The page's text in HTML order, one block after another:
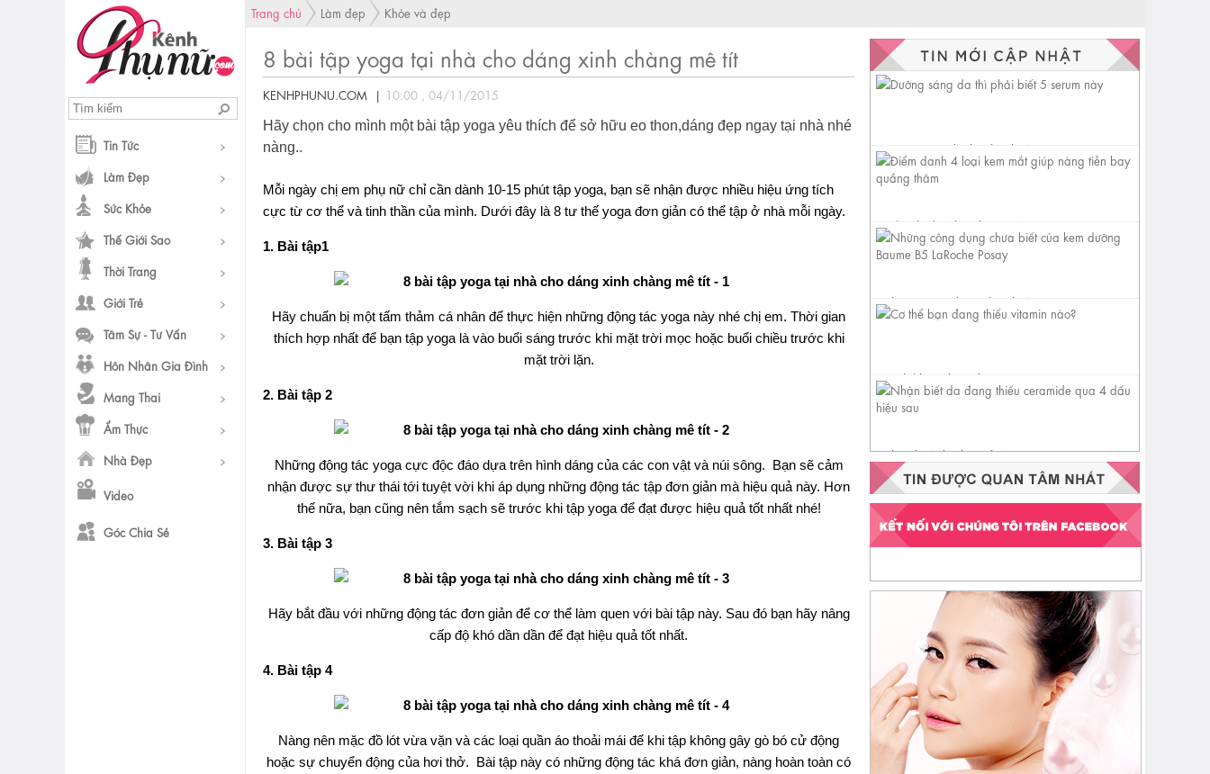
Tin Tức
Làm Đẹp
Sức Khỏe
Thế Giới Sao
Thời Trang
Giới Trẻ
Tâm Sự - Tư Vấn
Hôn Nhân Gia Đình
Mang Thai
Ẩm Thực
Nhà Đẹp
Video
Góc Chia Sẻ
Trang chủ Làm đẹp Khỏe và đẹp
8 bài tập yoga tại nhà cho dáng xinh chàng mê tít
KENHPHUNU.COM | 10:00 , 04/11/2015
Hãy chọn cho mình một bài tập yoga yêu thích để sở hữu eo thon,dáng đẹp ngay tại nhà nhé
nàng..
Mỗi ngày chị em phụ nữ chỉ cần dành 10-15 phút tập yoga, bạn sẽ nhận được nhiều hiệu ứng tích
cực từ cơ thể và tinh thần của mình. Dưới đây là 8 tư thế yoga đơn giản có thể tập ở nhà mỗi ngày.
1. Bài tập1
Hãy chuẩn bị một tấm thảm cá nhân để thực hiện những động tác yoga này nhé chị em. Thời gian
thích hợp nhất để bạn tập yoga là vào buổi sáng trước khi mặt trời mọc hoặc buổi chiều trước khi
mặt trời lặn.
2. Bài tập 2
Những động tác yoga cực độc đáo dựa trên hình dáng của các con vật và núi sông. Bạn sẽ cảm
nhận được sự thư thái tới tuyệt vời khi áp dụng những động tác tập đơn giản mà hiệu quả này. Hơn
thế nữa, bạn cũng nên tắm sạch sẽ trước khi tập yoga để đạt được hiệu quả tốt nhất nhé!
3. Bài tập 3
Hãy bắt đầu với những động tác đơn giản để cơ thể làm quen với bài tập này. Sau đó bạn hãy nâng
cấp độ khó dần dần để đạt hiệu quả tốt nhất.
4. Bài tập 4
Nàng nên mặc đồ lót vừa vặn và các loại quần áo thoải mái để khi tập không gây gò bó cử động
hoặc sự chuyển động của hơi thở. Bài tập này có những động tác khá đơn giản, nàng hoàn toàn có
Dưỡng sáng da thì phải biết 5
serum này
Điểm danh 4 loại kem mắt
giúp nàng tiễn bay quầng
thâm
Những công dụng chưa biết
của kem dưỡng Baume B5
Cơ thể bạn đang thiếu vitamin
nào?
Nhận biết da đang thiếu
ceramide qua 4 dấu hiệu sau